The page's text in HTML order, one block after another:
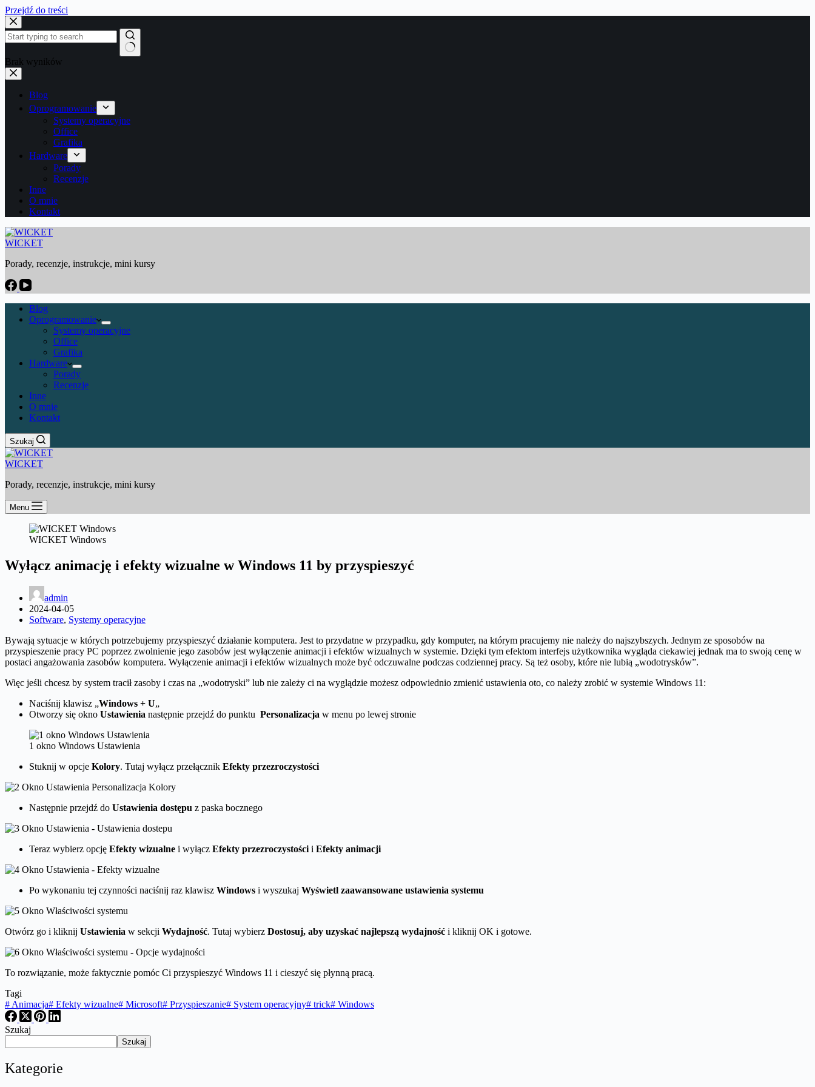
Przejdź do treści
Brak wyników
Blog
Oprogramowanie
Systemy operacyjne
Office
Grafika
Hardware
Porady
Recenzje
Inne
O mnie
Kontakt
WICKET
Porady, recenzje, instrukcje, mini kursy
Blog
Oprogramowanie
Systemy operacyjne
Office
Grafika
Hardware
Porady
Recenzje
Inne
O mnie
Kontakt
Szukaj
WICKET
Porady, recenzje, instrukcje, mini kursy
Menu
WICKET Windows
Wyłącz animację i efekty wizualne w Windows 11 by przyspieszyć
admin
2024-04-05
Software, Systemy operacyjne
Bywają sytuacje w których potrzebujemy przyspieszyć działanie komputera. Jest to przydatne w przypadku, gdy komputer, na którym pracujemy nie należy do najszybszych. Jednym ze sposobów na
przyspieszenie pracy PC poprzez zwolnienie jego zasobów jest wyłączenie animacji i efektów wizualnych w systemie. Dzięki tym efektom interfejs użytkownika wygląda ciekawiej jednak ma to swoją cenę w
postaci angażowania zasobów komputera. Wyłączenie animacji i efektów wizualnych może być odczuwalne podczas codziennej pracy. Są też osoby, które nie lubią „wodotrysków”.
Więc jeśli chcesz by system tracił zasoby i czas na „wodotryski” lub nie zależy ci na wyglądzie możesz odpowiednio zmienić ustawienia oto, co należy zrobić w systemie Windows 11:
Naciśnij klawisz „Windows + U„
Otworzy się okno Ustawienia następnie przejdź do punktu Personalizacja w menu po lewej stronie
1 okno Windows Ustawienia
Stuknij w opcje Kolory. Tutaj wyłącz przełącznik Efekty przezroczystości
Następnie przejdź do Ustawienia dostępu z paska bocznego
Teraz wybierz opcję Efekty wizualne i wyłącz Efekty przezroczystości i Efekty animacji
Po wykonaniu tej czynności naciśnij raz klawisz Windows i wyszukaj Wyświetl zaawansowane ustawienia systemu
Otwórz go i kliknij Ustawienia w sekcji Wydajność. Tutaj wybierz Dostosuj, aby uzyskać najlepszą wydajność i kliknij OK i gotowe.
To rozwiązanie, może faktycznie pomóc Ci przyspieszyć Windows 11 i cieszyć się płynną pracą.
Tagi
# Animacja# Efekty wizualne# Microsoft# Przyspieszanie# System operacyjny# trick# Windows
Szukaj
Szukaj
Kategorie